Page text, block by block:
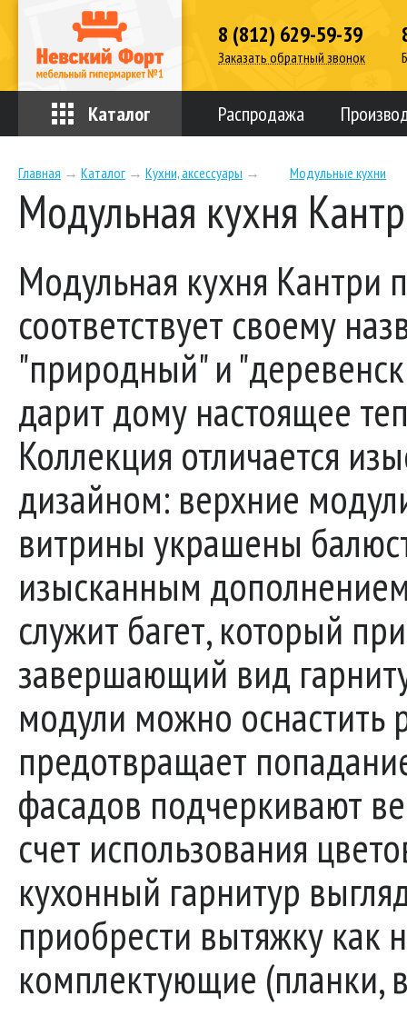
8 (812) 629-59-39
Заказать обратный звонок
Каталог Распродажа
Главная → Каталог → Кухни, аксессуары → Модульные кухни
Модульная кухня
Модульная кухня Кантри
соответствует своему
"природный" и
дарит дому настоящее
Коллекция отличается
дизайном: верхние
витрины украшены
изысканным
служит багет, который
завершающий вид
модули можно
предотвращает
фасадов подчеркивают
счет использования
кухонный гарнитур
приобрести вытяжку как
комплектующие (планки,